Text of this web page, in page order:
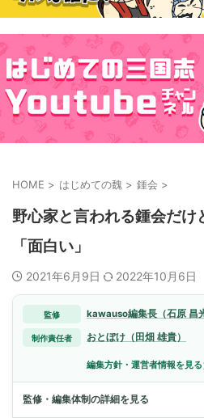
HOME > はじめての魏 > 鍾会 >
野心家と言われる鍾会だけ
「面白い」
2021年6月9日 2022年10月6日
監修 kawauso編集長（石原 昌
制作責任者 おとぼけ（田畑 雄貴）
編集方針・運営者情報を見る
監修・編集体制の詳細を見る